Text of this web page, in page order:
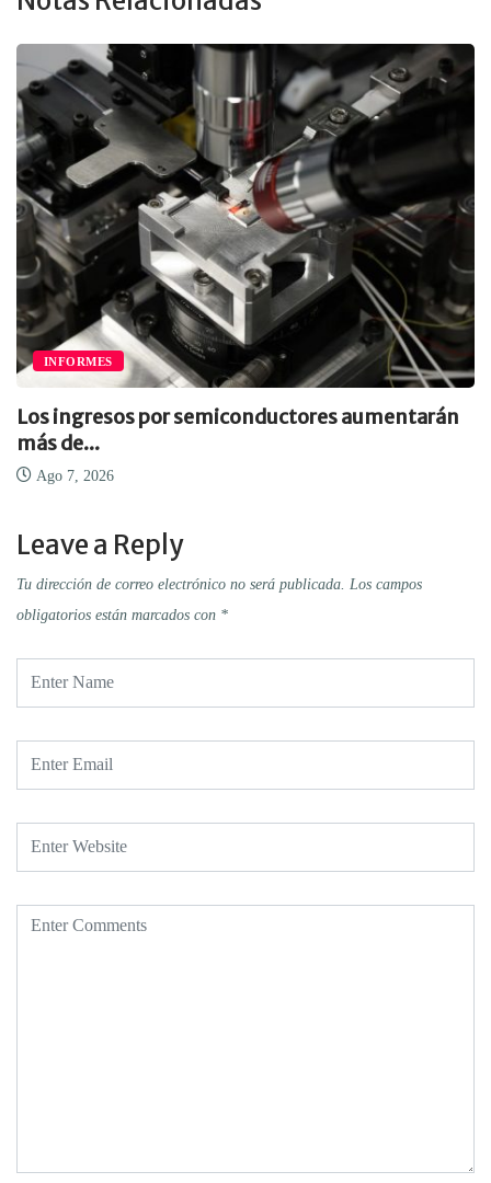
INFORMES
Los ingresos por semiconductores aumentarán
más de...
Ago 7, 2026
Leave a Reply
Tu dirección de correo electrónico no será publicada. Los campos
obligatorios están marcados con *